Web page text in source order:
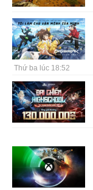
Thứ ba lúc 18:52